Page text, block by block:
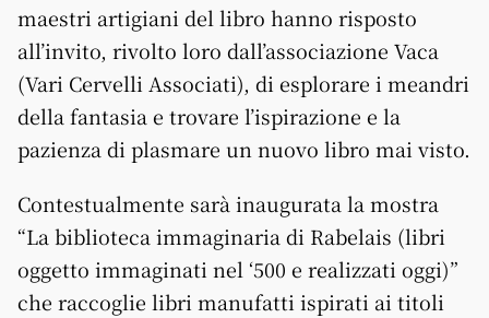
maestri artigiani del libro hanno risposto
all’invito, rivolto loro dall’associazione Vaca
(Vari Cervelli Associati), di esplorare i meandri
della fantasia e trovare l’ispirazione e la
pazienza di plasmare un nuovo libro mai visto.
Contestualmente sarà inaugurata la mostra
“La biblioteca immaginaria di Rabelais (libri
oggetto immaginati nel ‘500 e realizzati oggi)”
che raccoglie libri manufatti ispirati ai titoli